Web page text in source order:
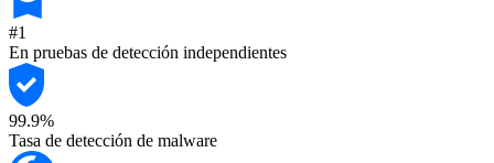
#1
En pruebas de detección independientes
99.9%
Tasa de detección de malware